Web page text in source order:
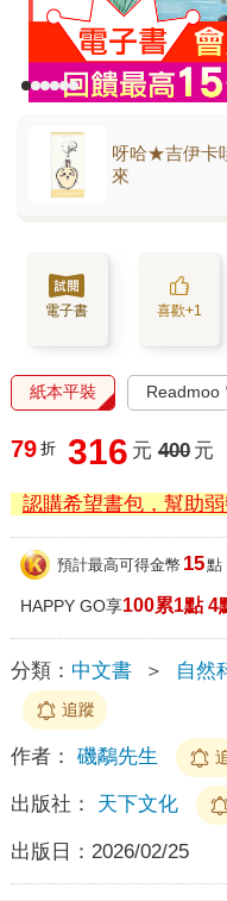
呀哈★吉伊卡
來
電子書 喜歡+1
紙本平裝 Readmoo
79 折 316 元 400 元
認購希望書包，幫助
預計最高可得金幣 15點
HAPPY GO享100累1點 4
分類： 中文書 ＞ 自然
追蹤
作者： 磯鷸先生
出版社： 天下文化
出版日： 2026/02/25